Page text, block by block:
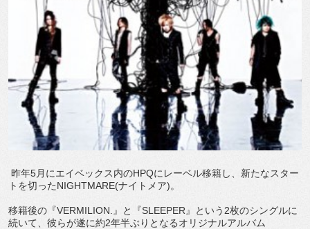
昨年5月にエイベックス内のHPQにレーベル移籍し、新たなスター
トを切ったNIGHTMARE(ナイトメア)。
移籍後の『VERMILION.』と『SLEEPER』という2枚のシングルに
続いて、彼らが遂に約2年半ぶりとなるオリジナルアルバム